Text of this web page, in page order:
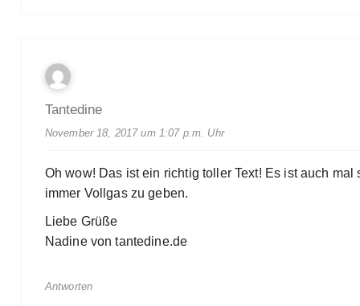
Tantedine
November 18, 2017 um 1:07 p.m. Uhr
Oh wow! Das ist ein richtig toller Text! Es ist auch
immer Vollgas zu geben.
Liebe Grüße
Nadine von tantedine.de
Antworten